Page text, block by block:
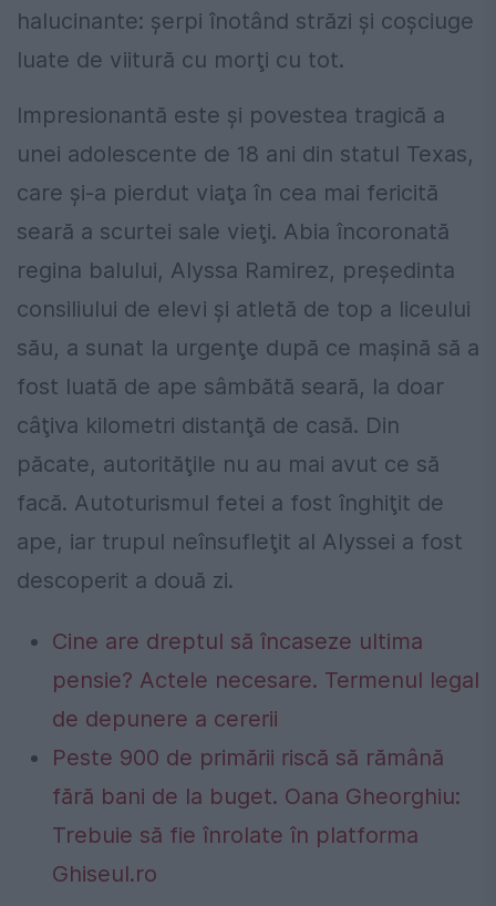
halucinante: şerpi înotând străzi şi coşciuge
luate de viitură cu morţi cu tot.
Impresionantă este şi povestea tragică a
unei adolescente de 18 ani din statul Texas,
care şi-a pierdut viaţa în cea mai fericită
seară a scurtei sale vieţi. Abia încoronată
regina balului, Alyssa Ramirez, preşedinta
consiliului de elevi şi atletă de top a liceului
său, a sunat la urgenţe după ce maşină să a
fost luată de ape sâmbătă seară, la doar
câţiva kilometri distanţă de casă. Din
păcate, autorităţile nu au mai avut ce să
facă. Autoturismul fetei a fost înghiţit de
ape, iar trupul neînsufleţit al Alyssei a fost
descoperit a două zi.
Cine are dreptul să încaseze ultima
pensie? Actele necesare. Termenul legal
de depunere a cererii
Peste 900 de primării riscă să rămână
fără bani de la buget. Oana Gheorghiu:
Trebuie să fie înrolate în platforma
Ghiseul.ro